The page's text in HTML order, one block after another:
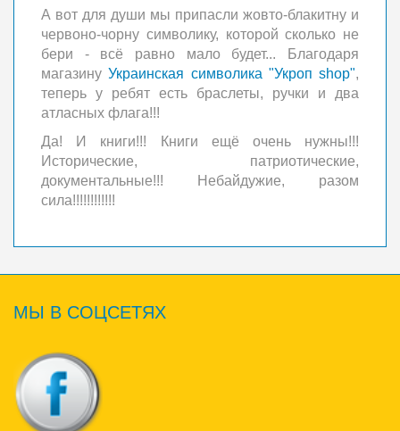
А вот для души мы припасли жовто-блакитну и
червоно-чорну символику, которой сколько не
бери - всё равно мало будет... Благодаря
магазинуУкраинская символика "Укроп shop",
теперь у ребят есть браслеты, ручки и два
атласных флага!!!
Да! И книги!!! Книги ещё очень нужны!!!
Исторические, патриотические,
документальные!!! Небайдужие, разом
сила!!!!!!!!!!!!
МЫ В СОЦСЕТЯХ